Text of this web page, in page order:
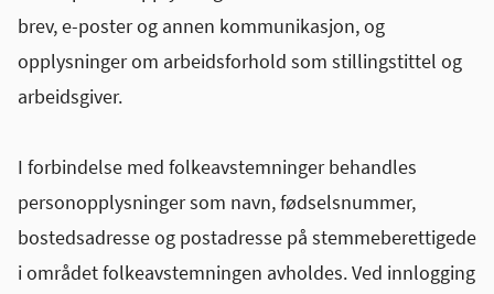
brev, e-poster og annen kommunikasjon, og
opplysninger om arbeidsforhold som stillingstittel og
arbeidsgiver.
I forbindelse med folkeavstemninger behandles
personopplysninger som navn, fødselsnummer,
bostedsadresse og postadresse på stemmeberettigede
i området folkeavstemningen avholdes. Ved innlogging